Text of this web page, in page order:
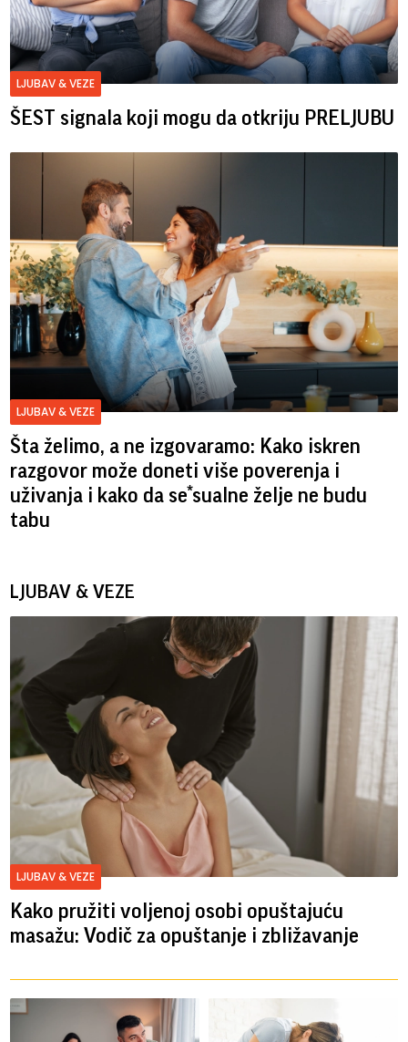
LJUBAV & VEZE
ŠEST signala koji mogu da otkriju PRELJUBU
LJUBAV & VEZE
Šta želimo, a ne izgovaramo: Kako iskren
razgovor može doneti više poverenja i
uživanja i kako da se*sualne želje ne budu
tabu
LJUBAV & VEZE
LJUBAV & VEZE
Kako pružiti voljenoj osobi opuštajuću
masažu: Vodič za opuštanje i zbližavanje